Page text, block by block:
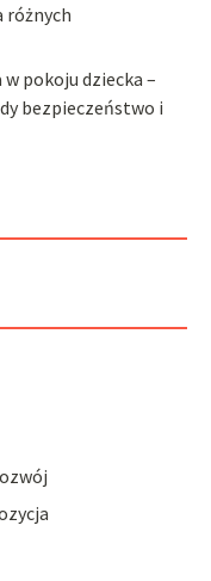
różnych
pokoju dziecka –
bezpieczeństwo i